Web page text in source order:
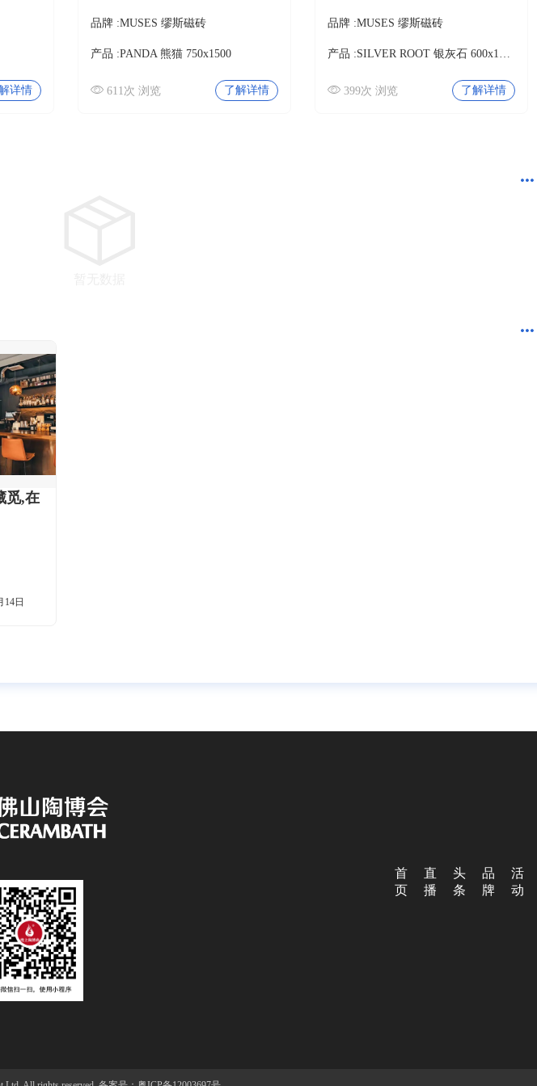
详情
品牌 :MUSES 缪斯磁砖
产品 :PANDA 熊猫 750x1500
611次 浏览 了解详情
品牌 :MUSES 缪斯磁砖
产品 : SILVER ROOT 银灰石 600x1200
399次 浏览 了解详情
觅,在
14日
首
页
直
播
头
条
品
牌
活
动